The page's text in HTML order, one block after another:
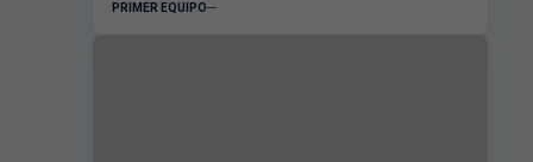
PRIMER EQUIPO